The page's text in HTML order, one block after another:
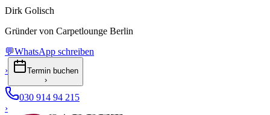
Dirk Golisch
Gründer von Carpetlounge Berlin
💬WhatsApp schreiben
›
Termin buchen
›
030 914 94 215
›